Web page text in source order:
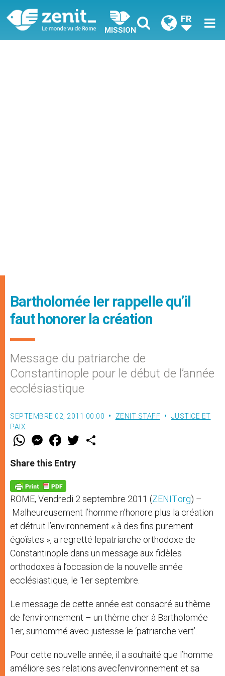
MISSION
FR
Bartholomée Ier rappelle qu’il
faut honorer la création
Message du patriarche de
Constantinople pour le début de l’année
ecclésiastique
SEPTEMBRE 02, 2011 00:00 ZENIT STAFF
JUSTICE ET
PAIX
W
t
s
p
p
M
e
s
e
g
e
r
F
a
e
b
o
k
w
Share this Entry
ROME, Vendredi 2 septembre 2011 (ZENIT.org) –
Malheureusement l’homme n’honore plus la création
et détruit l’environnement « à des fins purement
égoïstes », a regretté lepatriarche orthodoxe de
Constantinople dans un message aux fidèles
orthodoxes à l’occasion de la nouvelle année
ecclésiastique, le 1er septembre.
Le message de cette année est consacré au thème
de l’environnement – un thème cher à Bartholomée
1er, surnommé avec justesse le ‘patriarche vert’.
Pour cette nouvelle année, il a souhaité que l’homme
améliore ses relations avecl’environnement et sa